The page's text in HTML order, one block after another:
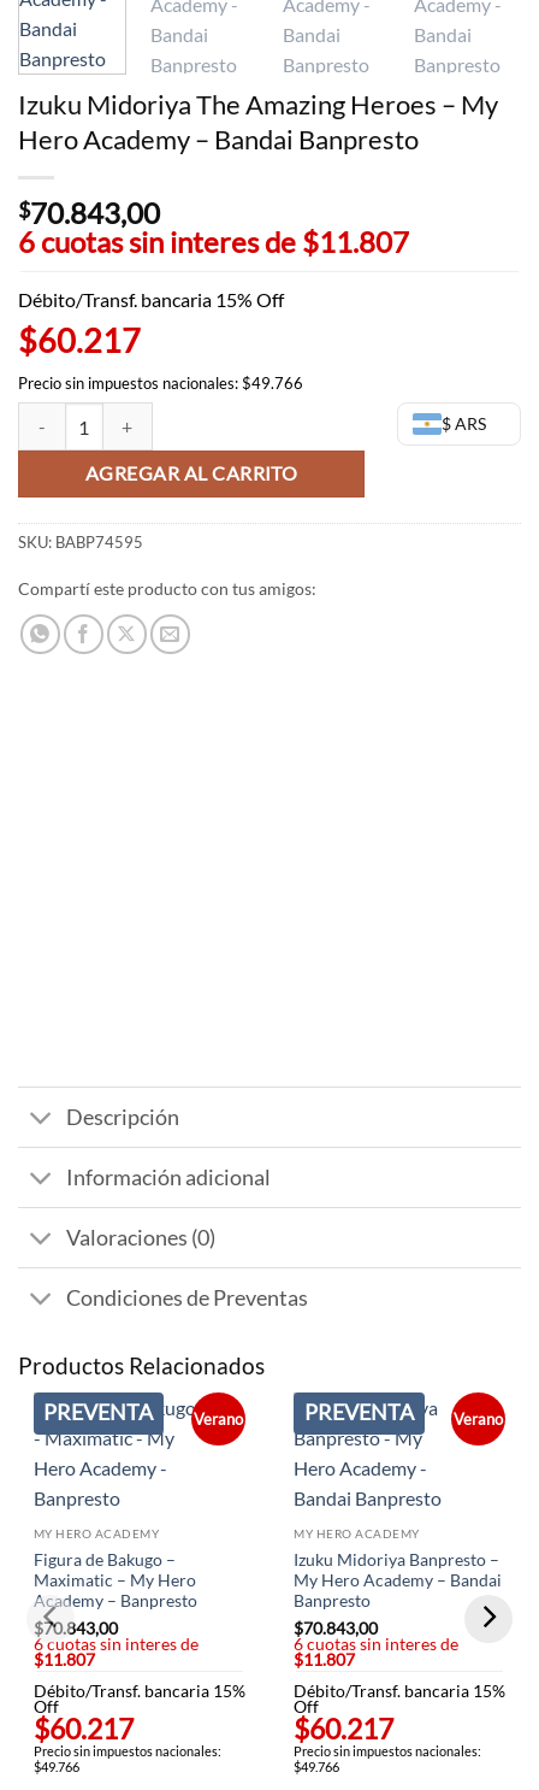
Izuku Midoriya The Amazing Heroes – My
Hero Academy – Bandai Banpresto
$70.843,00
6 cuotas sin interes de $11.807
Débito/Transf. bancaria 15% Off
$60.217
Precio sin impuestos nacionales: $49.766
$ ARS
Izuku Midoriya The Amazing Heroes - My Hero Academy - Bandai
AGREGAR AL CARRITO
SKU: BABP74595
Compartí este producto con tus amigos:
Descripción
Información adicional
Valoraciones (0)
Condiciones de Preventas
Productos Relacionados
PREVENTA Verano
MY HERO ACADEMY
Figura de Bakugo –
Maximatic – My Hero
Academy – Banpresto
$70.843,00
6 cuotas sin interes de
$11.807
Débito/Transf. bancaria 15%
Off
$60.217
Precio sin impuestos nacionales:
$49.766
PREVENTA Verano
MY HERO ACADEMY
Izuku Midoriya Banpresto –
My Hero Academy – Bandai
Banpresto
$70.843,00
6 cuotas sin interes de
$11.807
Débito/Transf. bancaria 15%
Off
$60.217
Precio sin impuestos nacionales:
$49.766